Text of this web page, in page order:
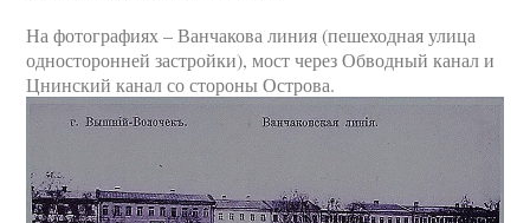
На фотографиях – Ванчакова линия (пешеходная улица
односторонней застройки), мост через Обводный канал и
Цнинский канал со стороны Острова.